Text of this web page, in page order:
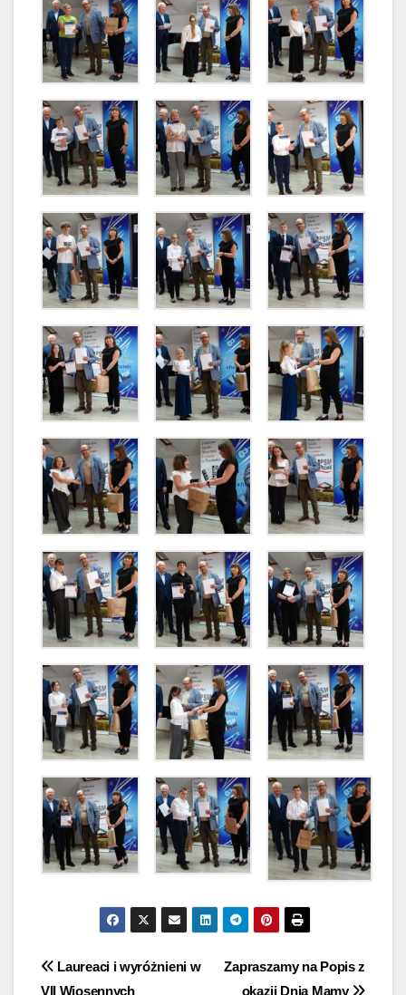
Nawigacja
Zapraszamy na Popis z
okazji Dnia Mamy
Laureaci i wyróżnieni w
VII Wiosennych